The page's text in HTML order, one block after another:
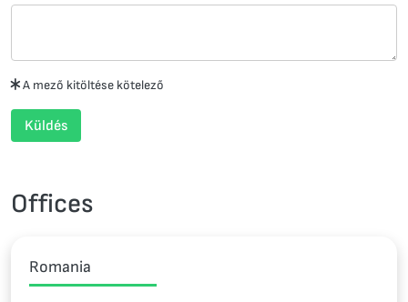
A mező kitöltése kötelező
Küldés
Offices
Romania